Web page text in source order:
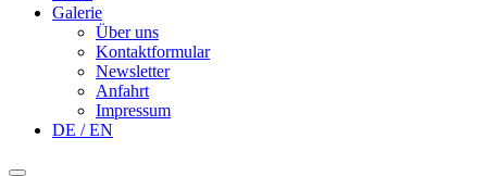
Galerie
Über uns
Kontaktformular
Newsletter
Anfahrt
Impressum
DE / EN